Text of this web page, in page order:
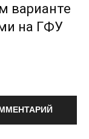
варианте
на ГФУ